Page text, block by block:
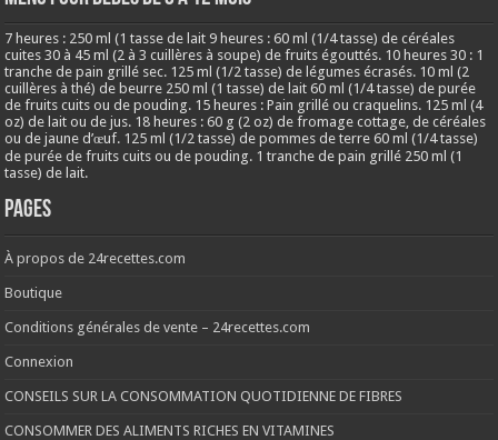
7 heures : 250 ml (1 tasse de lait 9 heures : 60 ml (1/4 tasse) de céréales
cuites 30 à 45 ml (2 à 3 cuillères à soupe) de fruits égouttés. 10 heures 30 : 1
tranche de pain grillé sec. 125 ml (1/2 tasse) de légumes écrasés. 10 ml (2
cuillères à thé) de beurre 250 ml (1 tasse) de lait 60 ml (1/4 tasse) de purée
de fruits cuits ou de pouding. 15 heures : Pain grillé ou craquelins. 125 ml (4
oz) de lait ou de jus. 18 heures : 60 g (2 oz) de fromage cottage, de céréales
ou de jaune d’œuf. 125 ml (1/2 tasse) de pommes de terre 60 ml (1/4 tasse)
de purée de fruits cuits ou de pouding. 1 tranche de pain grillé 250 ml (1
tasse) de lait.
Pages
À propos de 24recettes.com
Boutique
Conditions générales de vente – 24recettes.com
Connexion
CONSEILS SUR LA CONSOMMATION QUOTIDIENNE DE FIBRES
CONSOMMER DES ALIMENTS RICHES EN VITAMINES